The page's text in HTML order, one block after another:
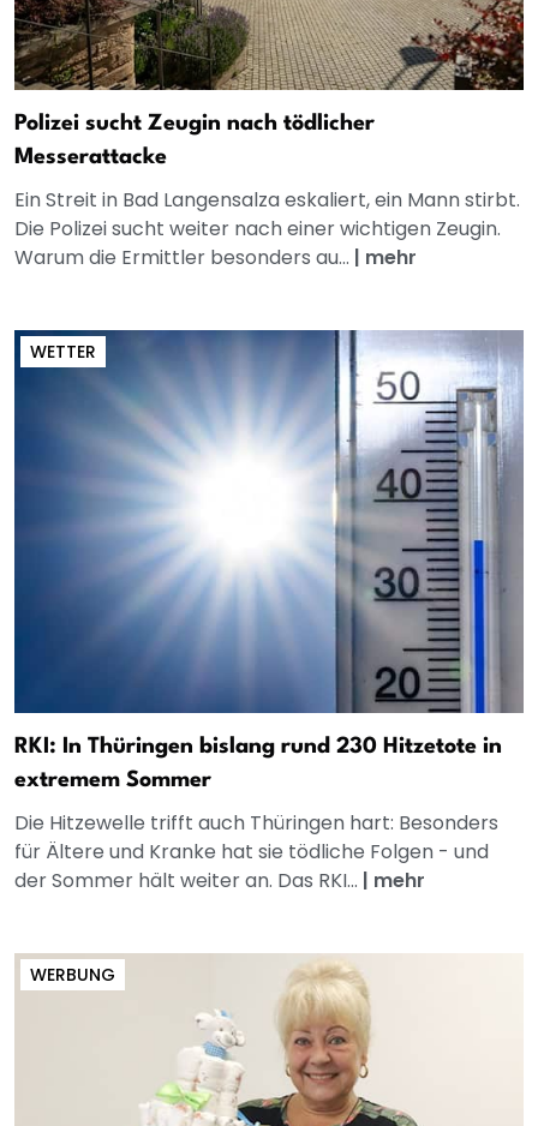
Polizei sucht Zeugin nach tödlicher
Messerattacke
Ein Streit in Bad Langensalza eskaliert, ein Mann stirbt.
Die Polizei sucht weiter nach einer wichtigen Zeugin.
Warum die Ermittler besonders au... | mehr
WETTER
RKI: In Thüringen bislang rund 230 Hitzetote in
extremem Sommer
Die Hitzewelle trifft auch Thüringen hart: Besonders
für Ältere und Kranke hat sie tödliche Folgen - und
der Sommer hält weiter an. Das RKI... | mehr
WERBUNG